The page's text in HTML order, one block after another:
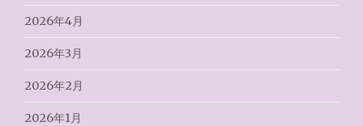
2026年4月
2026年3月
2026年2月
2026年1月